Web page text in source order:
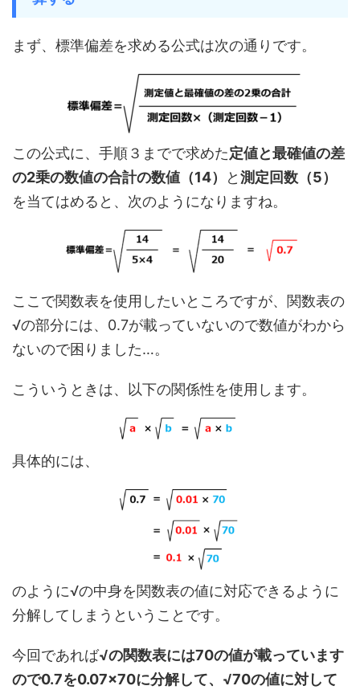
まず、標準偏差を求める公式は次の通りです。
この公式に、手順３までで求めた定値と最確値の差
の2乗の数値の合計の数値（14）
と測定回数（5）
を当てはめると、次のようになりますね。
ここで関数表を使用したいところですが、関数表の
√の部分には、0.7が載っていないので数値がわから
ないので困りました…。
こういうときは、以下の関係性を使用します。
具体的には、
のように√の中身を関数表の値に対応できるように
分解してしまうということです。
今回であれば√の関数表には70の値が載っています
ので0.7を0.07×70に分解して、√70の値に対して